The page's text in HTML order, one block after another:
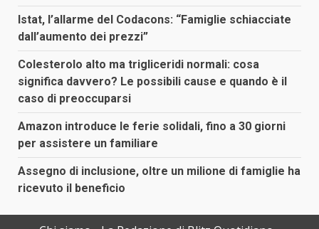
Istat, l’allarme del Codacons: “Famiglie schiacciate
dall’aumento dei prezzi”
Colesterolo alto ma trigliceridi normali: cosa
significa davvero? Le possibili cause e quando è il
caso di preoccuparsi
Amazon introduce le ferie solidali, fino a 30 giorni
per assistere un familiare
Assegno di inclusione, oltre un milione di famiglie ha
ricevuto il beneficio